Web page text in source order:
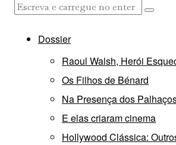
Dossier
Raoul Walsh, Herói
Os Filhos de Bénard
Na Presença dos
E elas criaram cinema
Hollywood Clássica: